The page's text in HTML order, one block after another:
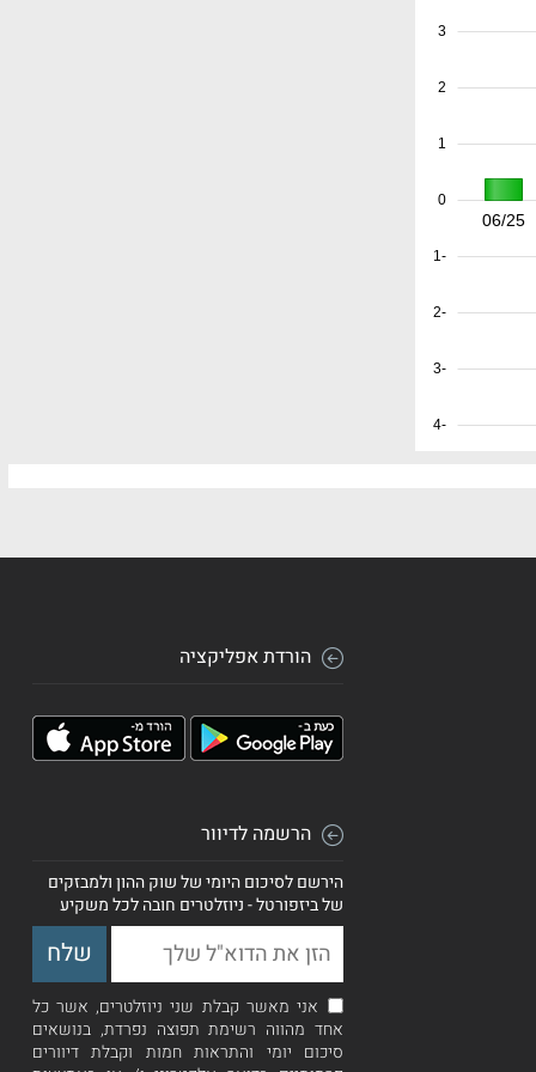
06/25
-4
-3
-2
-1
0
1
2
3
הורדת אפליקציה
הרשמה לדיוור
הירשם לסיכום היומי של שוק ההון ולמבזקים
של ביזפורטל - ניוזלטרים חובה לכל משקיע
אני מאשר קבלת שני ניוזלטרים, אשר כל
אחד מהווה רשימת תפוצה נפרדת, בנושאים
סיכום יומי והתראות חמות וקבלת דיוורים